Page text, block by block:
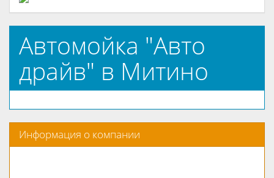
Автомойка "Авто
драйв" в Митино
Информация о компании